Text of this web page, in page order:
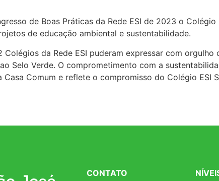
de Boas Práticas da Rede ESI de 2023 o
de educação ambiental e sustentabilidade.
Colégios da Rede ESI puderam expressar com
Selo Verde. O comprometimento com a
Casa Comum e reflete o compromisso do Colégio ESI
CONTATO